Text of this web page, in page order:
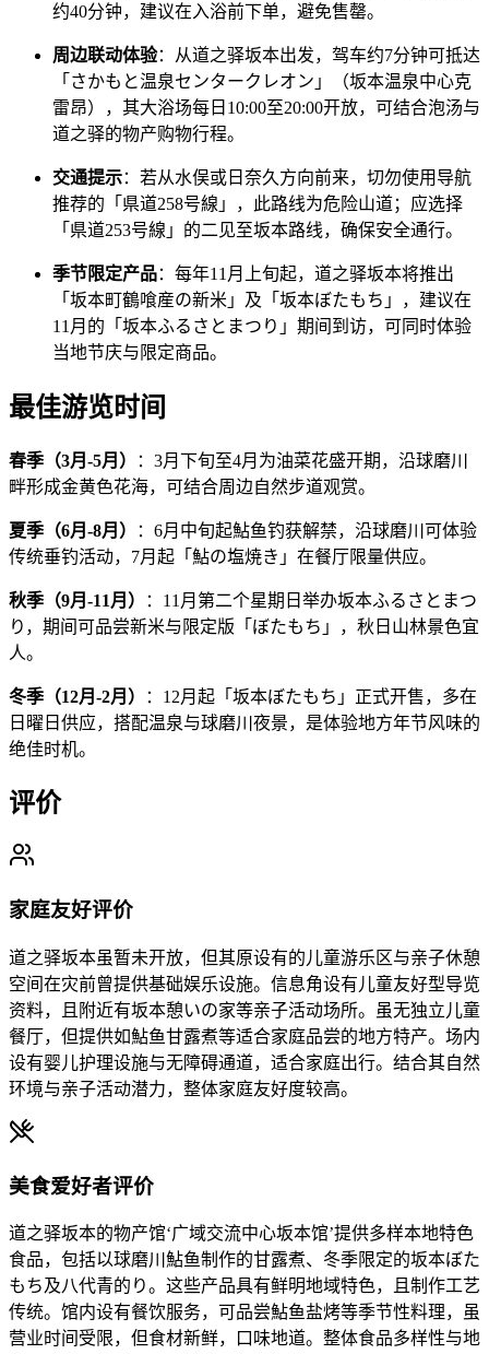
约40分钟，建议在入浴前下单，避免售罄。
周边联动体验：从道之驿坂本出发，驾车约7分钟可抵达
「さかもと温泉センタークレオン」（坂本温泉中心克
雷昂），其大浴场每日10:00至20:00开放，可结合泡汤与
道之驿的物产购物行程。
交通提示：若从水俣或日奈久方向前来，切勿使用导航
推荐的「県道258号線」，此路线为危险山道；应选择
「県道253号線」的二见至坂本路线，确保安全通行。
季节限定产品：每年11月上旬起，道之驿坂本将推出
「坂本町鶴喰産の新米」及「坂本ぼたもち」，建议在
11月的「坂本ふるさとまつり」期间到访，可同时体验
当地节庆与限定商品。
最佳游览时间
春季（3月-5月）
：3月下旬至4月为油菜花盛开期，沿球磨川
畔形成金黄色花海，可结合周边自然步道观赏。
夏季（6月-8月）
：6月中旬起鮎鱼钓获解禁，沿球磨川可体验
传统垂钓活动，7月起「鮎の塩焼き」在餐厅限量供应。
秋季（9月-11月）
：11月第二个星期日举办坂本ふるさとまつ
り，期间可品尝新米与限定版「ぼたもち」，秋日山林景色宜
人。
冬季（12月-2月）
：12月起「坂本ぼたもち」正式开售，多在
日曜日供应，搭配温泉与球磨川夜景，是体验地方年节风味的
绝佳时机。
评价
家庭友好评价
道之驿坂本虽暂未开放，但其原设有的儿童游乐区与亲子休憩
空间在灾前曾提供基础娱乐设施。信息角设有儿童友好型导览
资料，且附近有坂本憩いの家等亲子活动场所。虽无独立儿童
餐厅，但提供如鮎鱼甘露煮等适合家庭品尝的地方特产。场内
设有婴儿护理设施与无障碍通道，适合家庭出行。结合其自然
环境与亲子活动潜力，整体家庭友好度较高。
美食爱好者评价
道之驿坂本的物产馆‘广域交流中心坂本馆’提供多样本地特色
食品，包括以球磨川鮎鱼制作的甘露煮、冬季限定的坂本ぼた
もち及八代青的り。这些产品具有鲜明地域特色，且制作工艺
传统。馆内设有餐饮服务，可品尝鮎鱼盐烤等季节性料理，虽
营业时间受限，但食材新鲜，口味地道。整体食品多样性与地